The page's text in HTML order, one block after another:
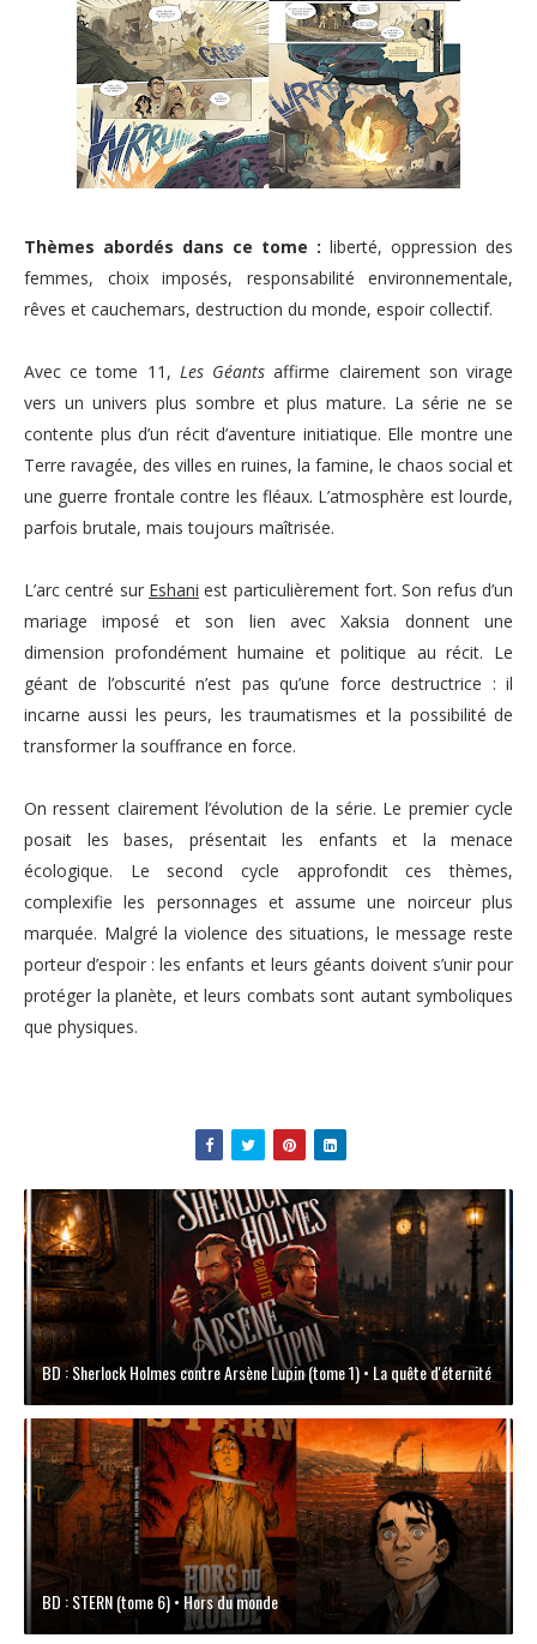
Thèmes abordés dans ce tome : liberté, oppression des
femmes, choix imposés, responsabilité environnementale,
rêves et cauchemars, destruction du monde, espoir collectif.
Avec ce tome 11, Les Géants affirme clairement son virage
vers un univers plus sombre et plus mature. La série ne se
contente plus d’un récit d’aventure initiatique. Elle montre une
Terre ravagée, des villes en ruines, la famine, le chaos social et
une guerre frontale contre les fléaux. L’atmosphère est lourde,
parfois brutale, mais toujours maîtrisée.
L’arc centré sur Eshani est particulièrement fort. Son refus d’un
mariage imposé et son lien avec Xaksia donnent une
dimension profondément humaine et politique au récit. Le
géant de l’obscurité n’est pas qu’une force destructrice : il
incarne aussi les peurs, les traumatismes et la possibilité de
transformer la souffrance en force.
On ressent clairement l’évolution de la série. Le premier cycle
posait les bases, présentait les enfants et la menace
écologique. Le second cycle approfondit ces thèmes,
complexifie les personnages et assume une noirceur plus
marquée. Malgré la violence des situations, le message reste
porteur d’espoir : les enfants et leurs géants doivent s’unir pour
protéger la planète, et leurs combats sont autant symboliques
que physiques.
BD : Sherlock Holmes contre Arsène Lupin (tome 1) • La quête d'éternité
BD : STERN (tome 6) • Hors du monde